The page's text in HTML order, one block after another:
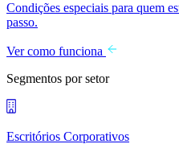
Condições especiais para quem
passo.
Ver como funciona
Segmentos por setor
Escritórios Corporativos